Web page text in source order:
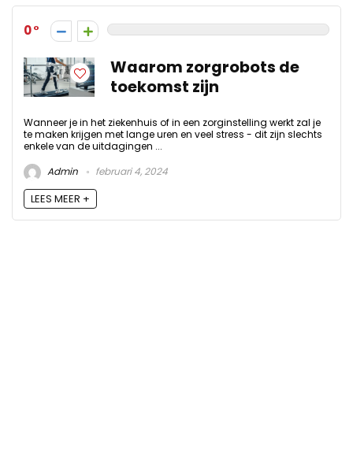
0
Waarom zorgrobots de
toekomst zijn
Wanneer je in het ziekenhuis of in een zorginstelling werkt zal je
te maken krijgen met lange uren en veel stress - dit zijn slechts
enkele van de uitdagingen ...
Admin
februari 4, 2024
LEES MEER +